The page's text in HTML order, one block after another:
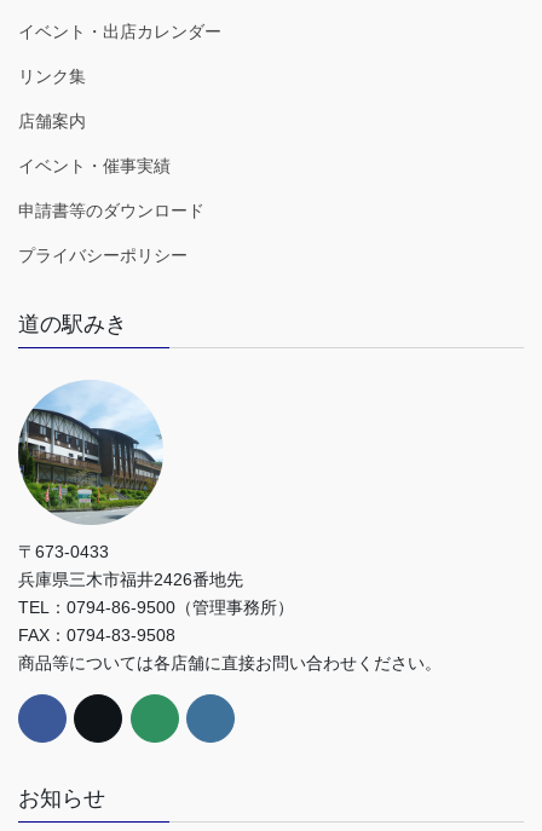
イベント・出店カレンダー
リンク集
店舗案内
イベント・催事実績
申請書等のダウンロード
プライバシーポリシー
道の駅みき
〒673-0433
兵庫県三木市福井2426番地先
TEL：0794-86-9500（管理事務所）
FAX：0794-83-9508
商品等については各店舗に直接お問い合わせください。
お知らせ